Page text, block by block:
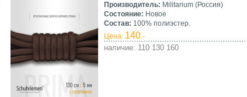
Производитель: Militarium (Россия)
Состояние: Новое
Состав: 100% полиэстер.
Цена: 140.-
наличие: 110 130 160